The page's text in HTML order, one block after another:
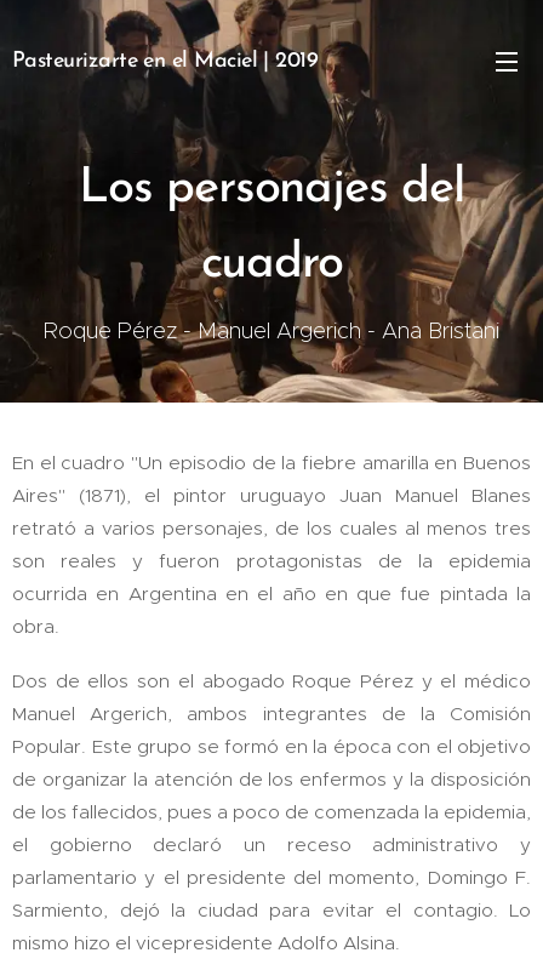
Pasteurizarte en el Maciel | 2019
Los personajes del
cuadro
Roque Pérez - Manuel Argerich - Ana Bristani
En el cuadro "Un episodio de la fiebre amarilla en Buenos
Aires" (1871), el pintor uruguayo Juan Manuel Blanes
retrató a varios personajes, de los cuales al menos tres
son reales y fueron protagonistas de la epidemia
ocurrida en Argentina en el año en que fue pintada la
obra.
Dos de ellos son el abogado Roque Pérez y el médico
Manuel Argerich, ambos integrantes de la Comisión
Popular. Este grupo se formó en la época con el objetivo
de organizar la atención de los enfermos y la disposición
de los fallecidos, pues a poco de comenzada la epidemia,
el gobierno declaró un receso administrativo y
parlamentario y el presidente del momento, Domingo F.
Sarmiento, dejó la ciudad para evitar el contagio. Lo
mismo hizo el vicepresidente Adolfo Alsina.